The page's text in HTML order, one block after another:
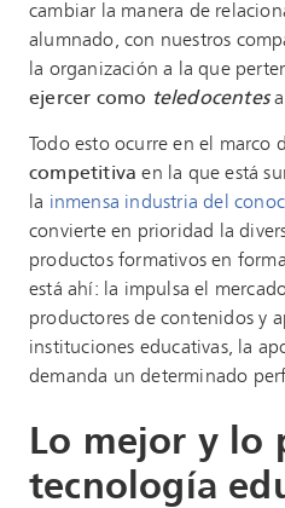
cambiar la manera de
alumnado, con nuestros
la organización a la que
ejercer como teledocentes
Todo esto ocurre en el marco
competitiva en la que está
la inmensa industria del
convierte en prioridad la
productos formativos en
está ahí: la impulsa el
productores de contenidos y
instituciones educativas, la
demanda un determinado
Lo mejor y lo
tecnología